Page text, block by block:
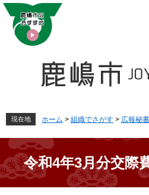
ペ
メ
現在地 ホーム > 組織でさがす > 広報秘
令和4年3月分交際